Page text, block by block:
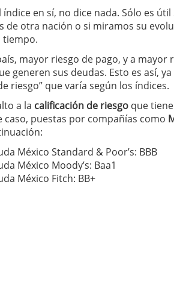
en sí, no dice nada. Sólo es útil
de otra nación o si miramos su
tiempo.
mayor riesgo de pago, y a mayor
generen sus deudas. Esto es así,
riesgo” que varía según los índices.
a la calificación de riesgo que
caso, puestas por compañías como
México Standard & Poor’s: BBB
México Moody’s: Baa1
México Fitch: BB+